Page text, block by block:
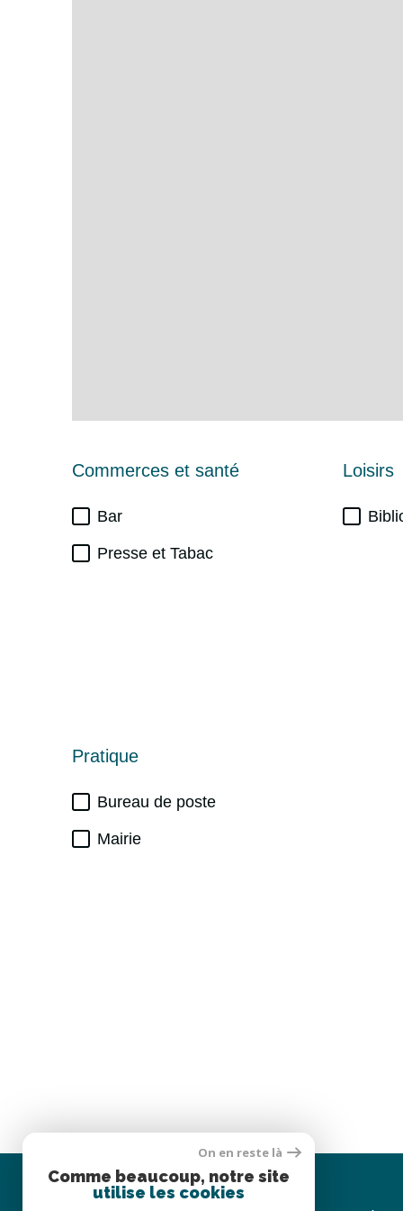
Commerces et santé
Bar
Presse et Tabac
Loisirs
Pratique
Bureau de poste
Mairie
On en reste là
Comme beaucoup, notre site
utilise les cookies